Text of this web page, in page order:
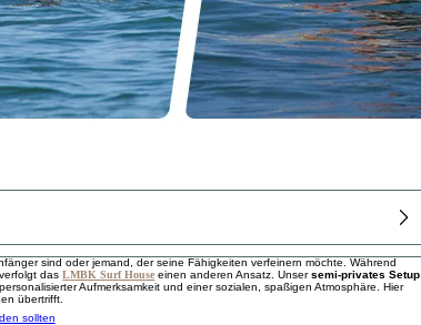
sollten
sind oder jemand, der seine Fähigkeiten verfeinern möchte. Während
dasLMBK Surf House einen anderen Ansatz. Unsersemi-privates Setup
Aufmerksamkeit und einer sozialen, spaßigen Atmosphäre. Hier
übertrifft.